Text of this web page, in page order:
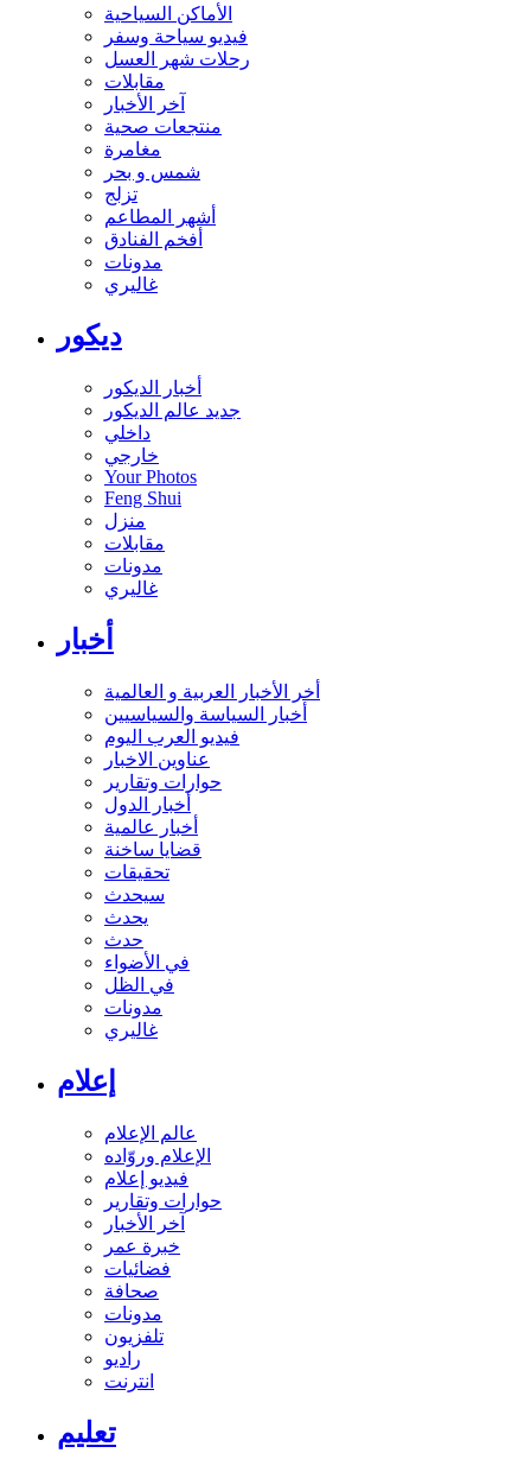
الأماكن السياحية
فيديو سياحة وسفر
رحلات شهر العسل
مقابلات
آخر الأخبار
منتجعات صحية
مغامرة
شمس و بحر
تزلج
أشهر المطاعم
أفخم الفنادق
مدونات
غاليري
ديكور
أخبار الديكور
جديد عالم الديكور
داخلي
خارجي
Your Photos
Feng Shui
منزل
مقابلات
مدونات
غاليري
أخبار
أخر الأخبار العربية و العالمية
أخبار السياسة والسياسيين
فيديو العرب اليوم
عناوين الاخبار
حوارات وتقارير
أخبار الدول
أخبار عالمية
قضايا ساخنة
تحقيقات
سيحدث
يحدث
حدث
في الأضواء
في الظل
مدونات
غاليري
إعلام
عالم الإعلام
الإعلام وروّاده
فيديو إعلام
حوارات وتقارير
آخر الأخبار
خبرة عمر
فضائيات
صحافة
مدونات
تلفزيون
راديو
انترنت
تعليم